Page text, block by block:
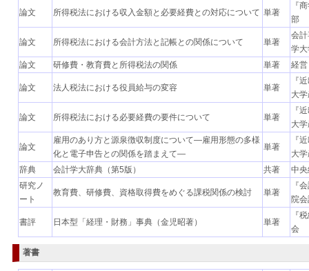
論文 所得税法における収入金額と必要経費との対応について 単著
『
部
論文 所得税法における会計方法と記帳との関係について 単著
会
学
論文
研修費・教育費と所得税法の関係 単著 経
論文 法人税法における役員給与の変容 単著
『
大
論文 所得税法における必要経費の要件について 単著
『
大
論文
雇用のあり方と源泉徴収制度について―雇用形態の多様
化と電子申告との関係を踏まえて―
単著
『
大
辞典
会計学大辞典（第5版） 共著
中
研究ノ
ート
教育費、研修費、資格取得費をめぐる課税関係の検討 単著
『
院
書評 日本型「経理・財務」事典（金児昭著） 単著
『
会
著書